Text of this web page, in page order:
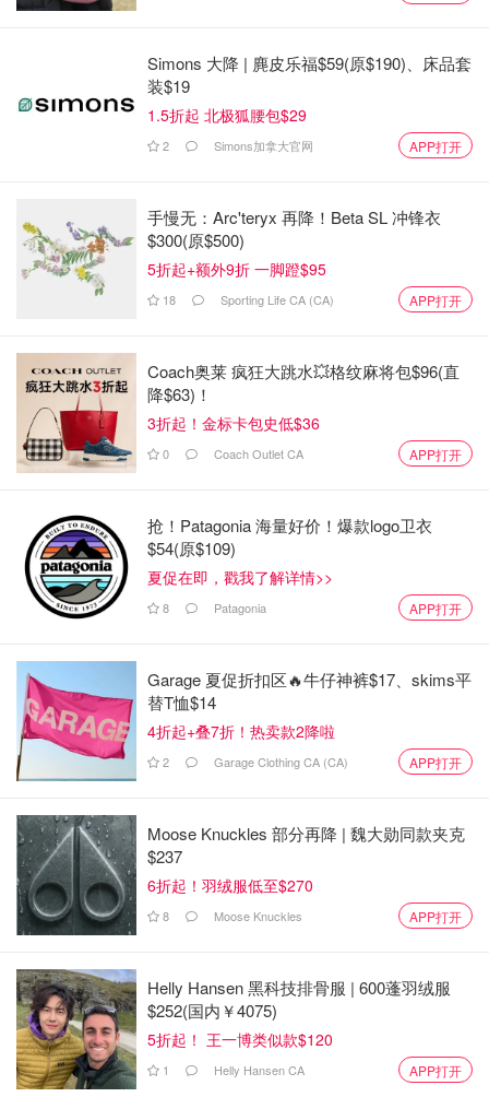
车，它的最新产品售价不到 500元，非常超值。E2 Pro 的
最高时速为 15.5 英里，续航里程为 16.8 英里，还具有防滑
牵引控制、车把内置转向灯和支持苹果的 "查找我的应用
"等实用功能。这款产品现在可以预购，并享受50元的首发
Evie Ring: $269
Evie Ring 是我们在 2024 年 CES 展会上推出的最佳产品之
一，它是一款专为女性健康设计的健康追踪器。它可以佩戴
在任何手指上，跟踪睡眠、心率、血氧水平和步数。其微型
受预订，本月底开始发货。
eviering.com
Segway Go Kart Pro 2: $1,799
Simons 大降 | 麂皮乐福$59(原$190)、床品套
装$19
1.5折起 北极狐腰包$29
2 Simons加拿大官网 APP打开
手慢无：Arc'teryx 再降！Beta SL 冲锋衣
$300(原$500)
5折起+额外9折 一脚蹬$95
18 Sporting Life CA (CA) APP打开
Coach奥莱 疯狂大跳水💥格纹麻将包$96(直
降$63)！
3折起！金标卡包史低$36
0 Coach Outlet CA APP打开
抢！Patagonia 海量好价！爆款logo卫衣
$54(原$109)
夏促在即，戳我了解详情>>
8 Patagonia APP打开
Garage 夏促折扣区🔥牛仔神裤$17、skims平
替T恤$14
4折起+叠7折！热卖款2降啦
2 Garage Clothing CA (CA) APP打开
Moose Knuckles 部分再降 | 魏大勋同款夹克
$237
6折起！羽绒服低至$270
8 Moose Knuckles APP打开
Helly Hansen 黑科技排骨服 | 600蓬羽绒服
$252(国内￥4075)
5折起！ 王一博类似款$120
1 Helly Hansen CA APP打开